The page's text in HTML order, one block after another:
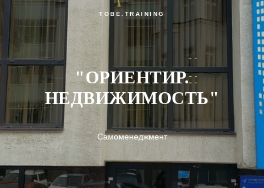
TOBE.TRAINING
"ОРИЕНТИР.
НЕДВИЖИМОСТЬ"
Самоменеджмент